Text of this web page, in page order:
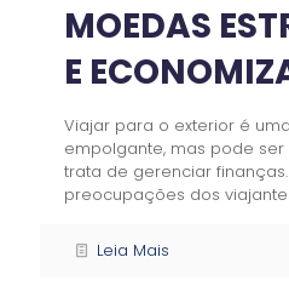
MOEDAS
E
Viajar para o exterior é
empolgante, mas pode
trata de gerenciar
preocupações dos
Leia Mais